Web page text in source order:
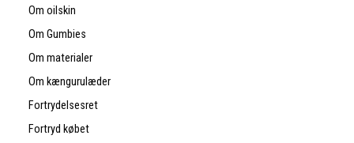
Om oilskin
Om Gumbies
Om materialer
Om kængurulæder
Fortrydelsesret
Fortryd købet